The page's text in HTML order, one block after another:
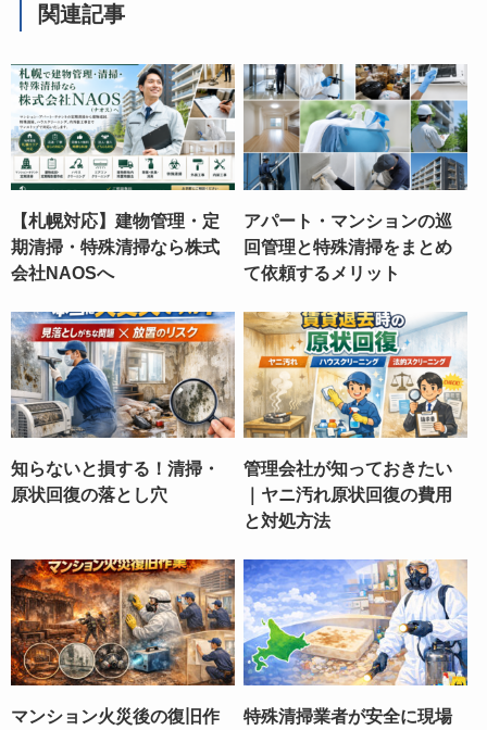
関連記事
【札幌対応】建物管理・定
期清掃・特殊清掃なら株式
会社NAOSへ
アパート・マンションの巡
回管理と特殊清掃をまとめ
て依頼するメリット
知らないと損する！清掃・
原状回復の落とし穴
管理会社が知っておきたい
｜ヤニ汚れ原状回復の費用
と対処方法
マンション火災後の復旧作
特殊清掃業者が安全に現場